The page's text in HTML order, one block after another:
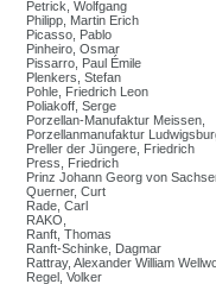
Petrick, Wolfgang
Philipp, Martin Erich
Picasso, Pablo
Pinheiro, Osmar
Pissarro, Paul Émile
Plenkers, Stefan
Pohle, Friedrich Leon
Poliakoff, Serge
Porzellan-Manufaktur Meissen,
Porzellanmanufaktur
Preller der Jüngere, Friedrich
Press, Friedrich
Prinz Johann Georg von
Querner, Curt
Rade, Carl
RAKO,
Ranft, Thomas
Ranft-Schinke, Dagmar
Rattray, Alexander William
Regel, Volker